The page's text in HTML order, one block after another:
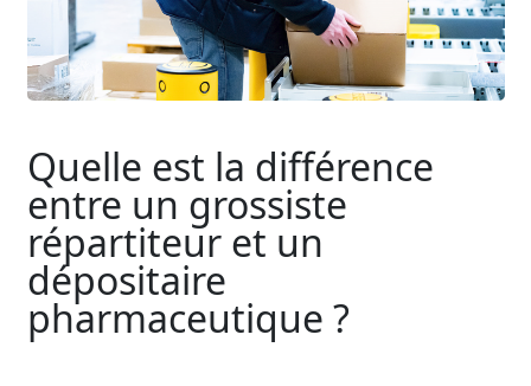
Quelle est la différence
entre un grossiste
répartiteur et un
dépositaire
pharmaceutique ?